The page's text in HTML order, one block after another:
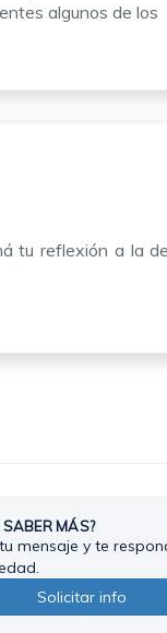
algunos de los
tu reflexión a la
SABER MÁS?
mensaje y te
Solicitar info